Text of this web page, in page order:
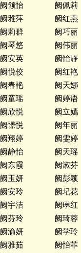
阙颔怡 阙佩莉
阙雅萍 阙红燕
阙莉群 阙巧丽
阙琴悠 阙伟丽
阙安英 阙怡静
阙悦佼 阙红艳
阙春艳 阙天娜
阙童瑶 阙婷语
阙欣悦 阙立嫣
阙憬悦 阙年丽
阙翔婷 阙雯婷
阙静怡 阙天瑶
阙东霞 阙淑芬
阙玉妍 阙彭颖
阙安玲 阙圮花
阙宇洁 阙琳红
阙芬玲 阙琦蓉
阙渝妍 阙学玲
阙雅茹 阙怡菲